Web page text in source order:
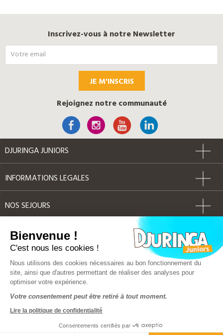
Inscrivez-vous à notre Newsletter
JE M'INSCRIS
Rejoignez notre communauté
DJURINGA JUNIORS
INFORMATIONS LEGALES
NOS SEJOURS
AUTRES
Label Qualité
© Djuringa Juniors 2018 - Tous droits réservés
Police d'assurance MMA 141 386 033
Solution e-commerce & création de site internet by Dedi
Bienvenue !
C'est nous les cookies !
Nous utilisons des cookies nécessaires au bon fonctionnement du
site, ainsi que d'autres permettant de réaliser des analyses pour
optimiser votre expérience.
Votre consentement peut être retiré à tout moment.
Lire la politique de confidentialité
Consentements certifiés par